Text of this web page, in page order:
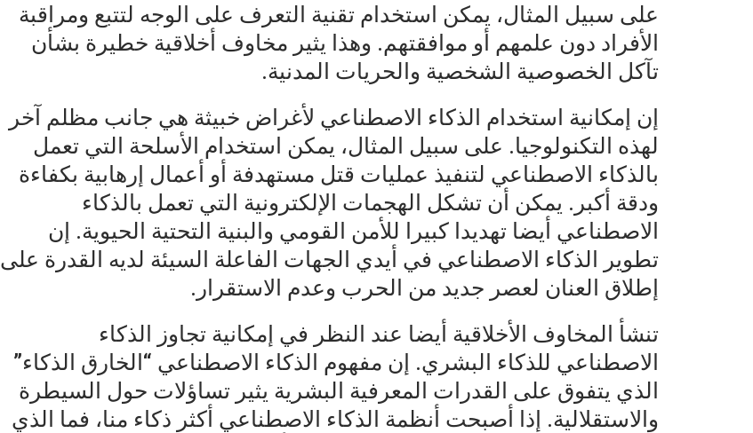
على سبيل المثال، يمكن استخدام تقنية التعرف على الوجه لتتبع ومراقبة
الأفراد دون علمهم أو موافقتهم. وهذا يثير مخاوف أخلاقية خطيرة بشأن
تآكل الخصوصية الشخصية والحريات المدنية.
إن إمكانية استخدام الذكاء الاصطناعي لأغراض خبيثة هي جانب مظلم آخر
لهذه التكنولوجيا. على سبيل المثال، يمكن استخدام الأسلحة التي تعمل
بالذكاء الاصطناعي لتنفيذ عمليات قتل مستهدفة أو أعمال إرهابية بكفاءة
ودقة أكبر. يمكن أن تشكل الهجمات الإلكترونية التي تعمل بالذكاء
الاصطناعي أيضا تهديدا كبيرا للأمن القومي والبنية التحتية الحيوية. إن
تطوير الذكاء الاصطناعي في أيدي الجهات الفاعلة السيئة لديه القدرة على
إطلاق العنان لعصر جديد من الحرب وعدم الاستقرار.
تنشأ المخاوف الأخلاقية أيضا عند النظر في إمكانية تجاوز الذكاء
الاصطناعي للذكاء البشري. إن مفهوم الذكاء الاصطناعي “الخارق الذكاء”
الذي يتفوق على القدرات المعرفية البشرية يثير تساؤلات حول السيطرة
والاستقلالية. إذا أصبحت أنظمة الذكاء الاصطناعي أكثر ذكاء منا، فما الذي